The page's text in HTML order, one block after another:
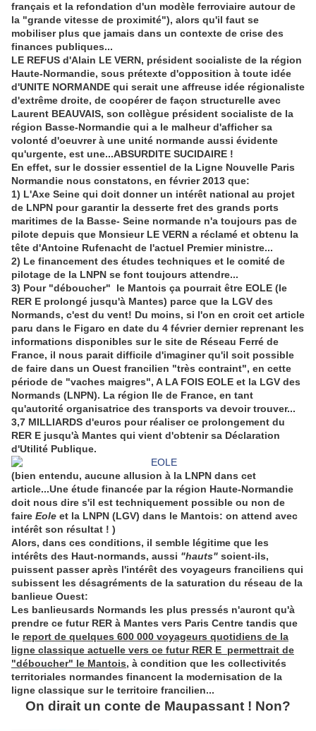
français et la refondation d'un modèle ferroviaire autour de
la "grande vitesse de proximité"), alors qu'il faut se
mobiliser plus que jamais dans un contexte de crise des
finances publiques...
LE REFUS d'Alain LE VERN, président socialiste de la région
Haute-Normandie, sous prétexte d'opposition à toute idée
d'UNITE NORMANDE qui serait une affreuse idée régionaliste
d'extrême droite, de coopérer de façon structurelle avec
Laurent BEAUVAIS, son collègue président socialiste de la
région Basse-Normandie qui a le malheur d'afficher sa
volonté d'oeuvrer à une unité normande aussi évidente
qu'urgente, est une...ABSURDITE SUCIDAIRE !
En effet, sur le dossier essentiel de la Ligne Nouvelle Paris
Normandie nous constatons, en février 2013 que:
1) L'Axe Seine qui doit donner un intérêt national au projet
de LNPN pour garantir la desserte fret des grands ports
maritimes de la Basse- Seine normande n'a toujours pas de
pilote depuis que Monsieur LE VERN a réclamé et obtenu la
tête d'Antoine Rufenacht de l'actuel Premier ministre...
2) Le financement des études techniques et le comité de
pilotage de la LNPN se font toujours attendre...
3) Pour "déboucher" le Mantois ça pourrait être EOLE (le
RER E prolongé jusqu'à Mantes) parce que la LGV des
Normands, c'est du vent! Du moins, si l'on en croit cet article
paru dans le Figaro en date du 4 février dernier reprenant les
informations disponibles sur le site de Réseau Ferré de
France, il nous parait difficile d'imaginer qu'il soit possible
de faire dans un Ouest francilien "très contraint", en cette
période de "vaches maigres", A LA FOIS EOLE et la LGV des
Normands (LNPN). La région Ile de France, en tant
qu'autorité organisatrice des transports va devoir trouver...
3,7 MILLIARDS d'euros pour réaliser ce prolongement du
RER E jusqu'à Mantes qui vient d'obtenir sa Déclaration
d'Utilité Publique.
(bien entendu, aucune allusion à la LNPN dans cet
article...Une étude financée par la région Haute-Normandie
doit nous dire s'il est techniquement possible ou non de
faire Eole et la LNPN (LGV) dans le Mantois: on attend avec
intérêt son résultat ! )
Alors, dans ces conditions, il semble légitime que les
intérêts des Haut-normands, aussi "hauts" soient-ils,
puissent passer après l'intérêt des voyageurs franciliens qui
subissent les désagréments de la saturation du réseau de la
banlieue Ouest:
Les banlieusards Normands les plus pressés n'auront qu'à
prendre ce futur RER à Mantes vers Paris Centre tandis que
le report de quelques 600 000 voyageurs quotidiens de la
ligne classique actuelle vers ce futur RER E permettrait de
"déboucher" le Mantois, à condition que les collectivités
territoriales normandes financent la modernisation de la
ligne classique sur le territoire francilien...
On dirait un conte de Maupassant ! Non?